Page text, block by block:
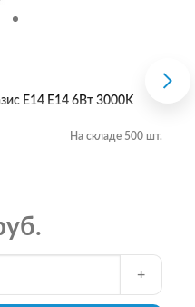
E14 E14 6Вт 3000K
На складе 500 шт.
+